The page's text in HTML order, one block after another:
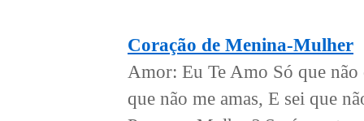
Coração de Menina-Mulher
Amor: Eu Te Amo Só que não
que não me amas, E sei que